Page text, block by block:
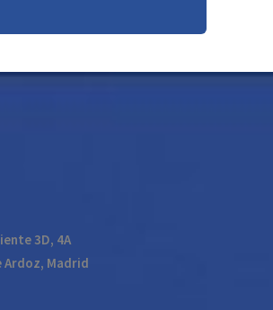
3D, 4A
Ardoz, Madrid